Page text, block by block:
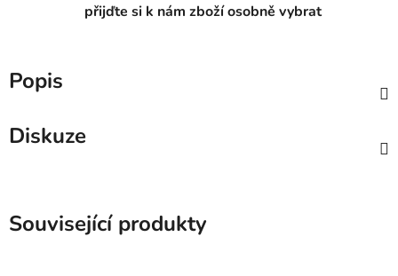
přijďte si k nám zboží osobně vybrat
Popis
Diskuze
Související produkty